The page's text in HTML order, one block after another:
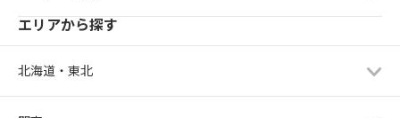
エリアから探す
北海道・東北